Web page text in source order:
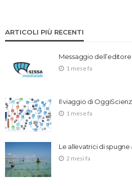
ARTICOLI PIÙ RECENTI
Messaggio dell’editore
1 mese fa
Il viaggio di
1 mese fa
Le allevatrici di spugne
2 mesi fa